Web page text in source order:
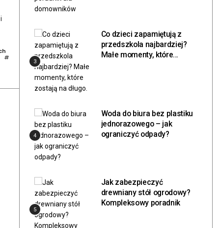
#
3
Co dzieci zapamiętują z
przedszkola najbardziej?
Małe momenty, które
4
Woda do biura bez plastiku
jednorazowego – jak
ograniczyć odpady?
5
Jak zabezpieczyć
drewniany stół ogrodowy?
Kompleksowy poradnik